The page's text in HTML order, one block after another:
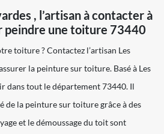
, l’artisan à contacter à
peindre une toiture 73440
toiture ? Contactez l’artisan Les
la peinture sur toiture. Basé à Les
dans tout le département 73440. Il
de la peinture sur toiture grâce à des
et le démoussage du toit sont